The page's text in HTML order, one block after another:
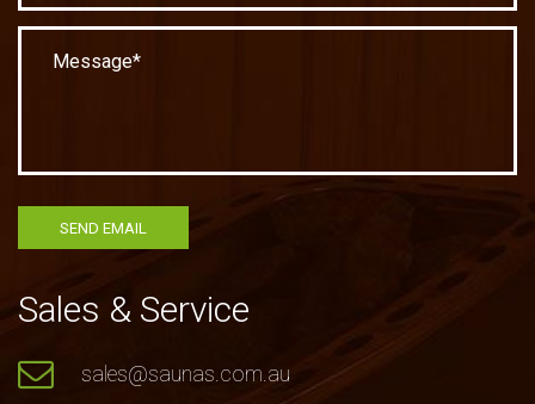
Sales & Service
sales@saunas.com.au